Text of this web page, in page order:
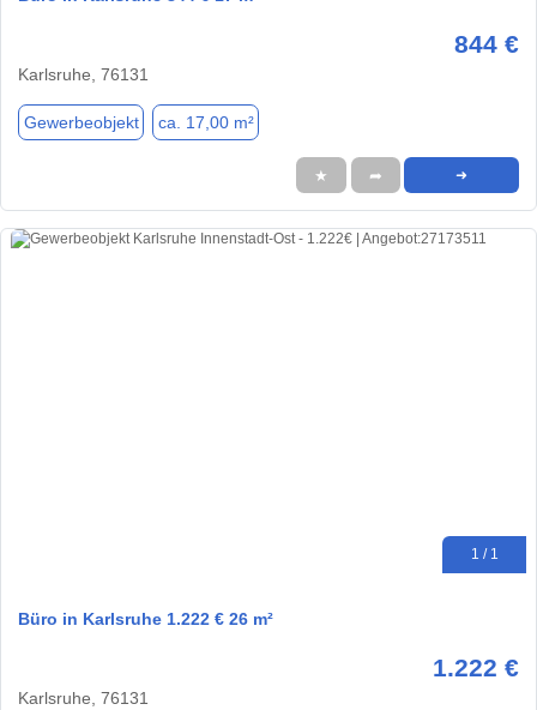
844 €
Karlsruhe, 76131
Gewerbeobjekt ca. 17,00 m²
★ ➦ ➜
1 / 1
Büro in Karlsruhe 1.222 € 26 m²
1.222 €
Karlsruhe, 76131